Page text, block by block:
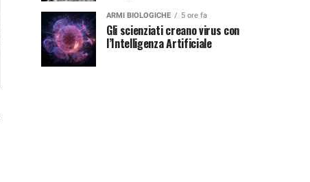
ARMI BIOLOGICHE 5 ore fa
Gli scienziati creano virus con
l’Intelligenza Artificiale